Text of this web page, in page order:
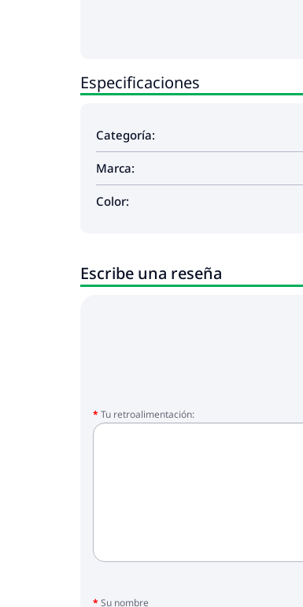
Especificaciones
Categoría:
Marca:
Color:
Escribe una reseña
Tu retroalimentación:
Su nombre